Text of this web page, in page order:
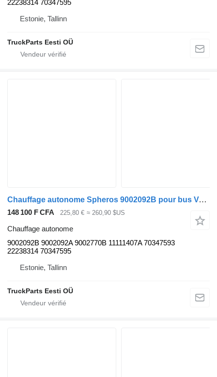
22238314 70347595
Estonie, Tallinn
TruckParts Eesti OÜ
Chauffage autonome Spheros 9002092B pour bus Volvo B5LH, B0E (2008-)
148 100 F CFA 225,80 € ≈ 260,90 $US
Chauffage autonome
9002092B 9002092A 9002770B 11111407A 70347593
22238314 70347595
Estonie, Tallinn
TruckParts Eesti OÜ